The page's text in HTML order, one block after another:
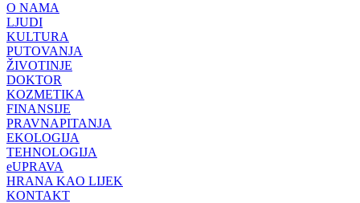
O NAMA
LJUDI
KULTURA
PUTOVANJA
ŽIVOTINJE
DOKTOR
KOZMETIKA
FINANSIJE
PRAVNAPITANJA
EKOLOGIJA
TEHNOLOGIJA
eUPRAVA
HRANA KAO LIJEK
KONTAKT